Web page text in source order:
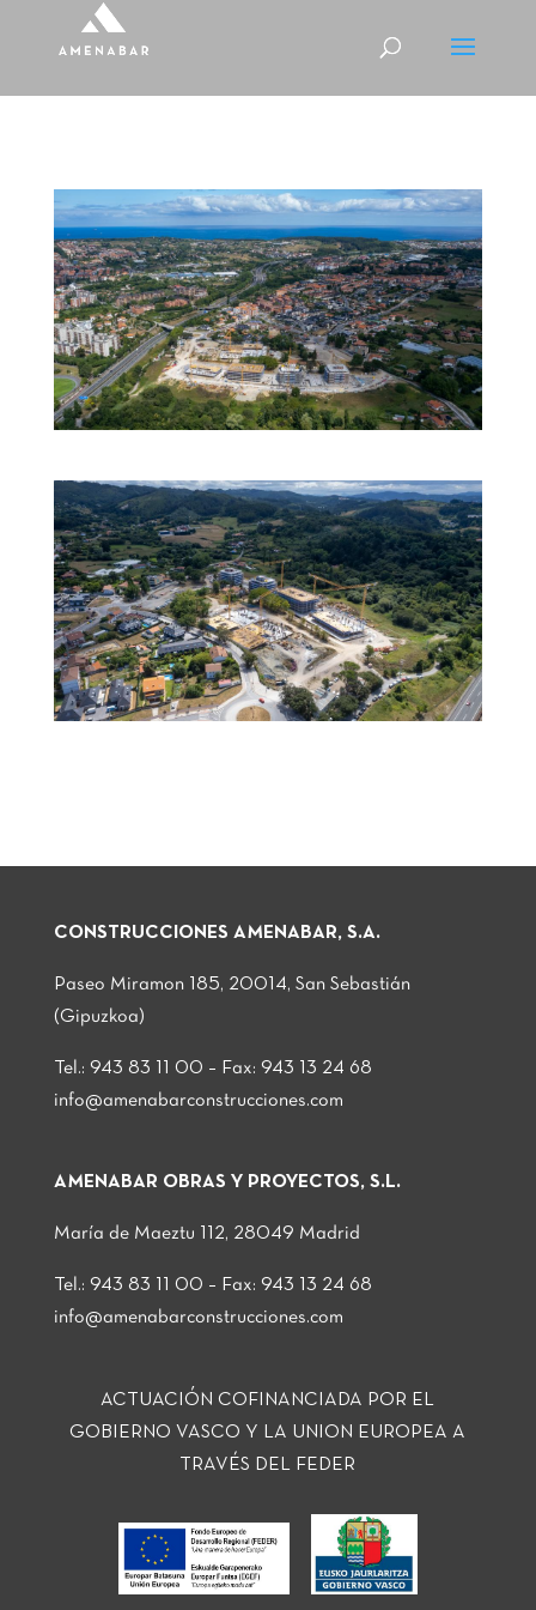
CONSTRUCCIONES AMENABAR, S.A.
Paseo Miramon 185, 20014, San Sebastián
(Gipuzkoa)
Tel.: 943 83 11 00 – Fax: 943 13 24 68
info@amenabarconstrucciones.com
AMENABAR OBRAS Y PROYECTOS, S.L.
María de Maeztu 112, 28049 Madrid
Tel.: 943 83 11 00 – Fax: 943 13 24 68
info@amenabarconstrucciones.com
ACTUACIÓN COFINANCIADA POR EL
GOBIERNO VASCO Y LA UNION EUROPEA A
TRAVÉS DEL FEDER